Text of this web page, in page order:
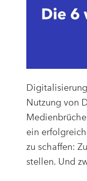
Nutzung von
ein
zu schaffen:
stellen. Und